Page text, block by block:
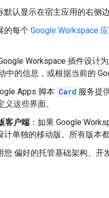
默认显示在宿主应用的右侧边
的每个 Google Workspace
Workspace 插件设计
中的信息，或根据当前的
Apps 脚本 Card 服务提
这些界面。
客户端 ：如果 Google
单独的移动版。所有版本
您 偏好的托管基础架构、开